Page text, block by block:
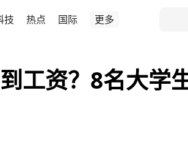
技 热点 国际 更多
工资？8名大学